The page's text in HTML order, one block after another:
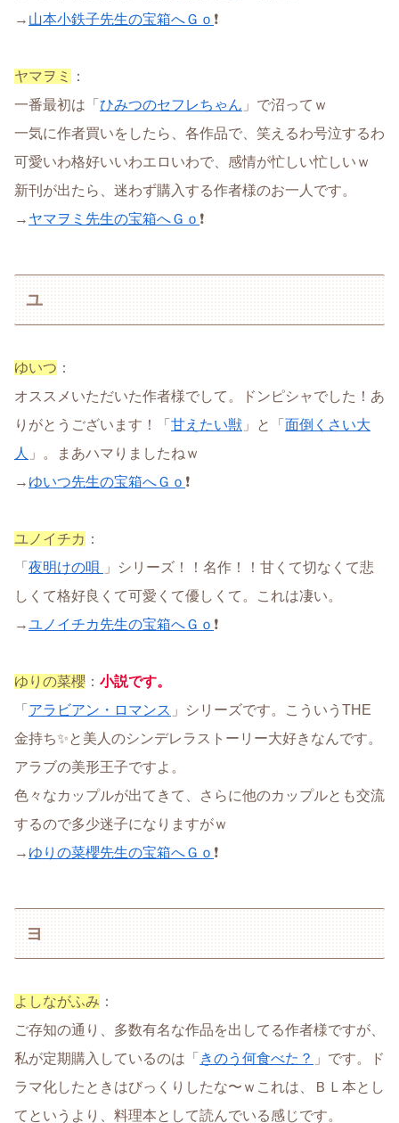
→ 山本小鉄子先生の宝箱へＧｏ ❗
ヤマヲミ
：
一番最初は「 ひみつのセフレちゃん 」で沼ってｗ
一気に作者買いをしたら、各作品で、笑えるわ号泣するわ
可愛いわ格好いいわエロいわで、感情が忙しい忙しいｗ
新刊が出たら、迷わず購入する作者様のお一人です。
→ ヤマヲミ先生の宝箱へＧｏ ❗
ユ
ゆいつ ：
オススメいただいた作者様でして。ドンピシャでした！あ
りがとうございます！「 甘えたい獣 」と「 面倒くさい大
人 」。まあハマりましたねｗ
→ ゆいつ先生の宝箱へＧｏ ❗
ユノイチカ ：
「 夜明けの唄
」シリーズ！！名作！！甘くて切なくて悲
しくて格好良くて可愛くて優しくて。これは凄い。
→ユノイチカ先生の宝箱へＧｏ ❗
ゆりの菜櫻 ： 小説です。
「 アラビアン・ロマンス 」シリーズです。こういうTHE
金持ち✨と美人のシンデレラストーリー大好きなんです。
アラブの美形王子ですよ。
色々なカップルが出てきて、さらに他のカップルとも交流
するので多少迷子になりますがｗ
→ ゆりの菜櫻先生の宝箱へＧｏ ❗
ヨ
よしながふみ ：
ご存知の通り、多数有名な作品を出してる作者様ですが、
私が定期購入しているのは「 きのう何食べた？ 」です。ド
ラマ化したときはびっくりしたな〜ｗこれは、ＢＬ本とし
てというより、料理本として読んでいる感じです。